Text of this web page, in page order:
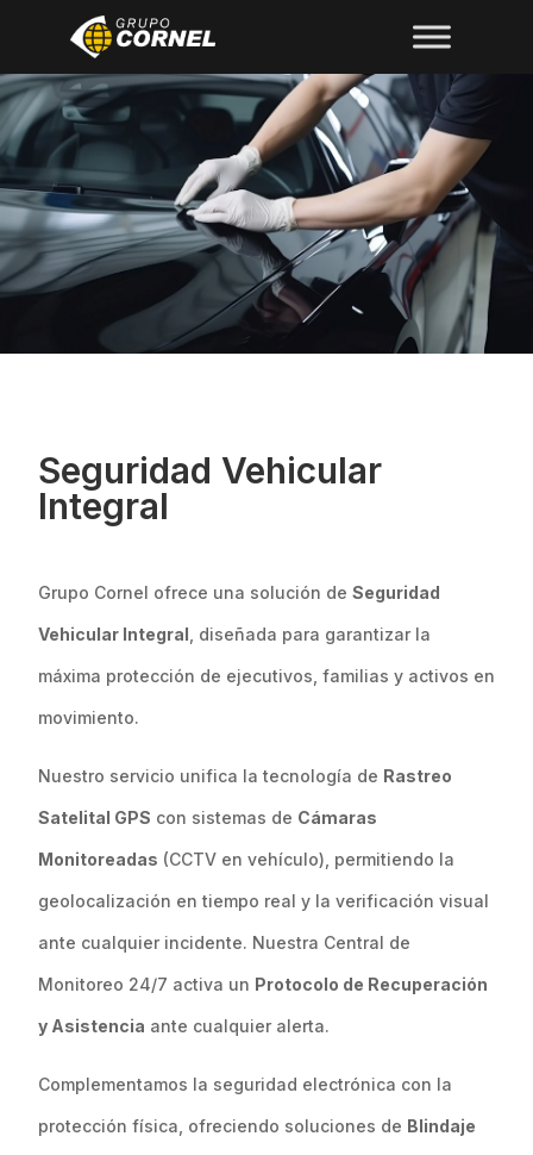
Seguridad Vehicular
Integral
Grupo Cornel ofrece una solución de Seguridad
Vehicular Integral , diseñada para garantizar la
máxima protección de ejecutivos, familias y activos en
movimiento.
Nuestro servicio unifica la tecnología de Rastreo
Satelital GPS con sistemas de Cámaras
Monitoreadas (CCTV en vehículo), permitiendo la
geolocalización en tiempo real y la verificación visual
ante cualquier incidente. Nuestra Central de
Monitoreo 24/7 activa un Protocolo de Recuperación
y Asistencia ante cualquier alerta.
Complementamos la seguridad electrónica con la
protección física, ofreciendo soluciones de Blindaje